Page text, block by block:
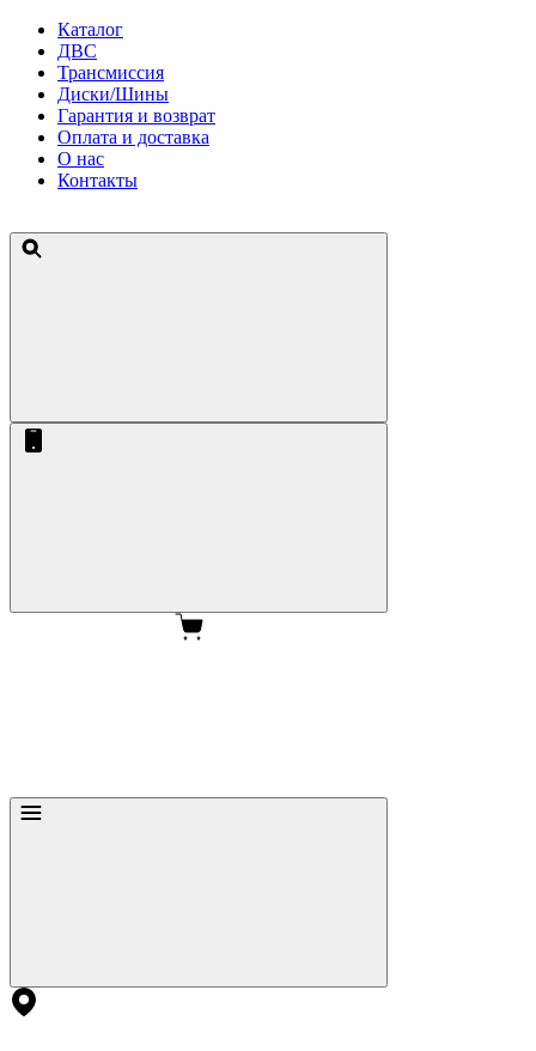
Каталог
ДВС
Трансмиссия
Диски/Шины
Гарантия и возврат
Оплата и доставка
О нас
Контакты